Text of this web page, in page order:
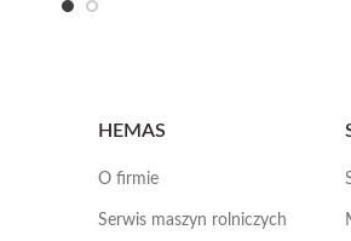
HEMAS
O firmie
Serwis maszyn rolniczych